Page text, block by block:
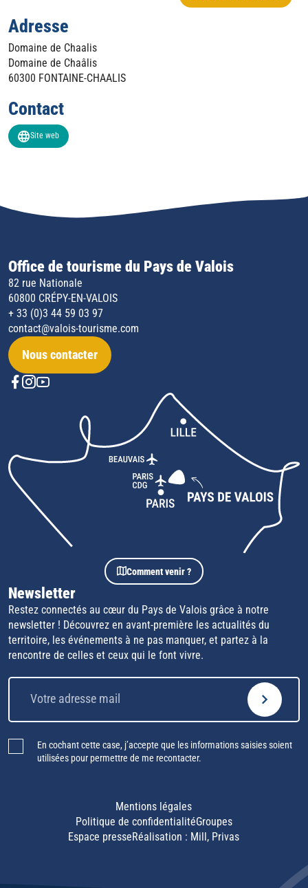
Adresse
Domaine de Chaalis
Domaine de Chaâlis
60300 FONTAINE-CHAALIS
Contact
Site web
Office de tourisme du Pays de Valois
82 rue Nationale
60800 CRÉPY-EN-VALOIS
+ 33 (0)3 44 59 03 97
contact@valois-tourisme.com
Nous contacter
Comment venir ?
Newsletter
Restez connectés au cœur du Pays de Valois grâce à notre
newsletter ! Découvrez en avant-première les actualités du
territoire, les événements à ne pas manquer, et partez à la
rencontre de celles et ceux qui le font vivre.
En cochant cette case, j’accepte que les informations saisies soient
utilisées pour permettre de me recontacter.
Mentions légales
Politique de confidentialitéGroupes
Espace presseRéalisation : Mill, Privas